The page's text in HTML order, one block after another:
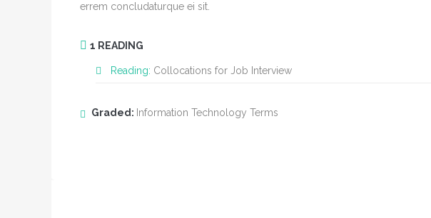
errem concludaturque ei sit.
1 READING
Reading: Collocations for Job Interview
Graded: Information Technology Terms